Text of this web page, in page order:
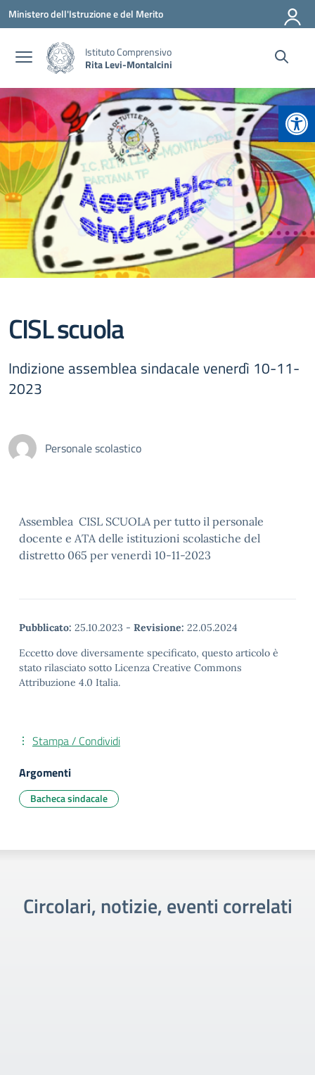
Vai ai contenuti
Vai al menu di navigazione
Vai al footer
Ministero dell'Istruzione e del Merito
Istituto Comprensivo
Rita Levi-Montalcini
CISL scuola
Indizione assemblea sindacale venerdì 10-11-
2023
Personale scolastico
Assemblea CISL SCUOLA per tutto il personale
docente e ATA delle istituzioni scolastiche del
distretto 065 per venerdì 10-11-2023
Pubblicato: 25.10.2023 - Revisione: 22.05.2024
Eccetto dove diversamente specificato, questo articolo è
stato rilasciato sotto Licenza Creative Commons
Attribuzione 4.0 Italia.
Stampa / Condividi
Argomenti
Bacheca sindacale
Circolari, notizie, eventi correlati